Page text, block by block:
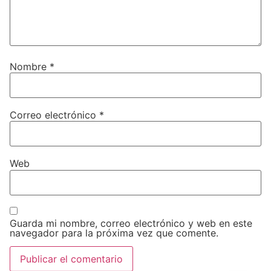
Nombre *
Correo electrónico *
Web
Guarda mi nombre, correo electrónico y web en este
navegador para la próxima vez que comente.